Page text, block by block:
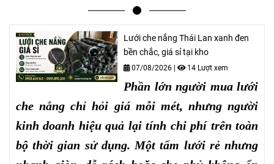
Lưới che nắng Thái Lan xanh đen
bền chắc, giá sỉ tại kho
07/08/2026 | 14 Lượt xem
Phần lớn người mua lưới
che nắng chỉ hỏi giá mỗi mét, nhưng người
kinh doanh hiệu quả lại tính chi phí trên toàn
bộ thời gian sử dụng. Một tấm lưới rẻ nhưng